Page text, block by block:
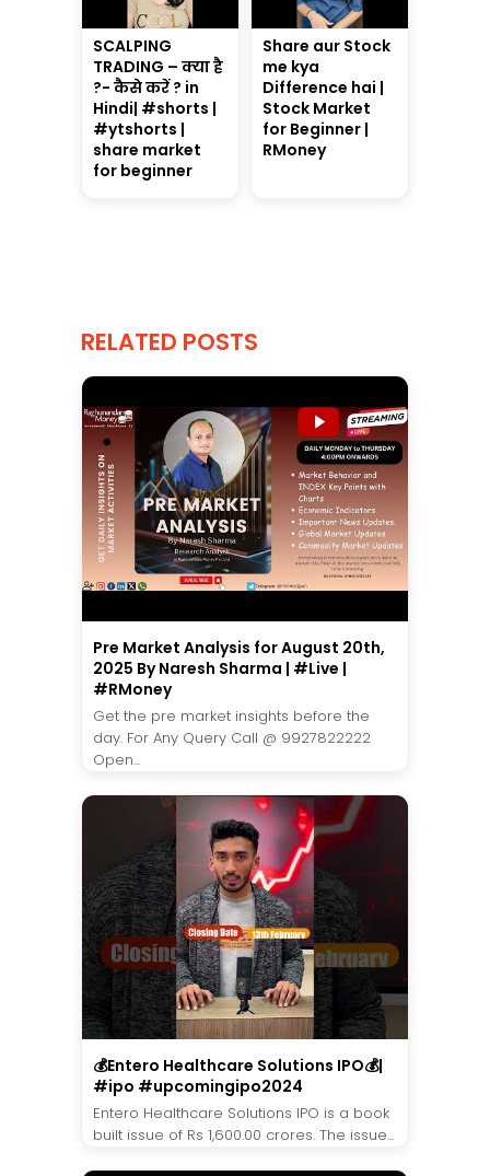
SCALPING
TRADING – क्या है
?- कैसे करें ? in
Hindi| #shorts |
#ytshorts |
share market
for beginner
Share aur Stock
me kya
Difference hai |
Stock Market
for Beginner |
RMoney
RELATED POSTS
Pre Market Analysis for August 20th,
2025 By Naresh Sharma | #Live |
#RMoney
Get the pre market insights before the
day. For Any Query Call @ 9927822222
Open...
💰Entero Healthcare Solutions IPO💰|
#ipo #upcomingipo2024
Entero Healthcare Solutions IPO is a book
built issue of Rs 1,600.00 crores. The issue...